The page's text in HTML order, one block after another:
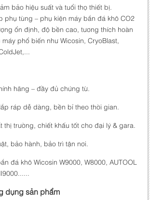
bảo hiệu suất và tuổi thọ thiết bị.
phụ tùng – phụ kiện máy bắn đá khô CO2
ổn định, độ bền cao, tương thích hoàn
phổ biến như Wicosin, CryoBlast,
hãng – đầy đủ chứng từ.
ráp dễ dàng, bền bỉ theo thời gian.
thị trường, chiết khấu tốt cho đại lý & gara.
bảo hành, bảo trì tận nơi.
đá khô Wicosin W9000, W8000, AUTOOL
dụng sản phẩm